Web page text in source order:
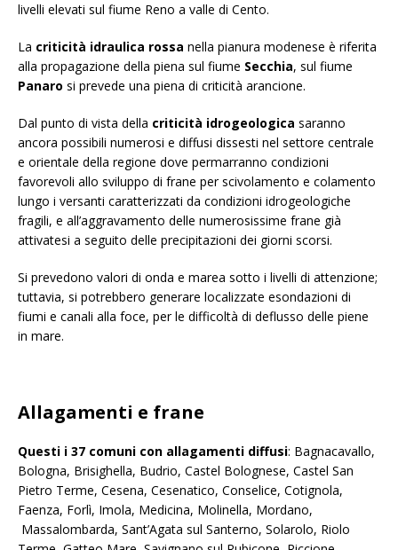
livelli elevati sul fiume Reno a valle di Cento.
La criticità idraulica rossa nella pianura modenese è riferita
alla propagazione della piena sul fiume Secchia, sul fiume
Panaro si prevede una piena di criticità arancione.
Dal punto di vista della criticità idrogeologica saranno
ancora possibili numerosi e diffusi dissesti nel settore centrale
e orientale della regione dove permarranno condizioni
favorevoli allo sviluppo di frane per scivolamento e colamento
lungo i versanti caratterizzati da condizioni idrogeologiche
fragili, e all’aggravamento delle numerosissime frane già
attivatesi a seguito delle precipitazioni dei giorni scorsi.
Si prevedono valori di onda e marea sotto i livelli di attenzione;
tuttavia, si potrebbero generare localizzate esondazioni di
fiumi e canali alla foce, per le difficoltà di deflusso delle piene
in mare.
Allagamenti e frane
Questi i 37 comuni con allagamenti diffusi: Bagnacavallo,
Bologna, Brisighella, Budrio, Castel Bolognese, Castel San
Pietro Terme, Cesena, Cesenatico, Conselice, Cotignola,
Faenza, Forlì, Imola, Medicina, Molinella, Mordano,
Massalombarda, Sant’Agata sul Santerno, Solarolo, Riolo